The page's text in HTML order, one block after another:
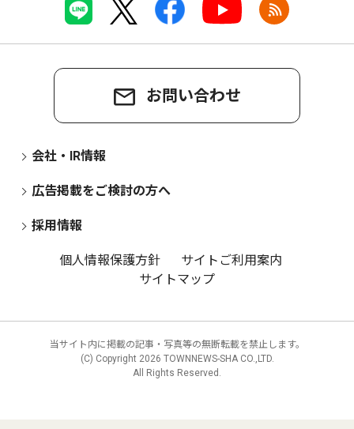
お問い合わせ
会社・IR情報
広告掲載をご検討の方へ
採用情報
個人情報保護方針
サイトご利用案内
サイトマップ
当サイト内に掲載の記事・写真等の無断転載を禁止します。
(C) Copyright 2026 TOWNNEWS-SHA CO.,LTD.
All Rights Reserved.